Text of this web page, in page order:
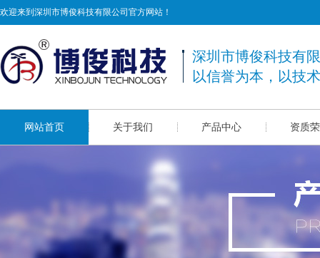
欢迎来到深圳市博俊科技有限公司官方网站！
深圳市博俊科技有
以信誉为本，以技
网站首页 关于我们 产品中心 资质